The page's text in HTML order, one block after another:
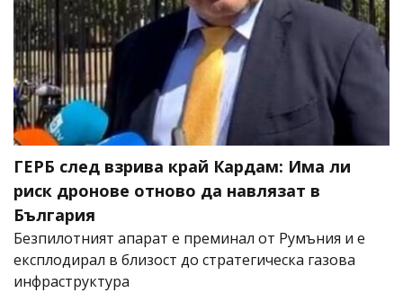
ГЕРБ след взрива край Кардам: Има ли
риск дронове отново да навлязат в
България
Безпилотният апарат е преминал от Румъния и е
експлодирал в близост до стратегическа газова
инфраструктура